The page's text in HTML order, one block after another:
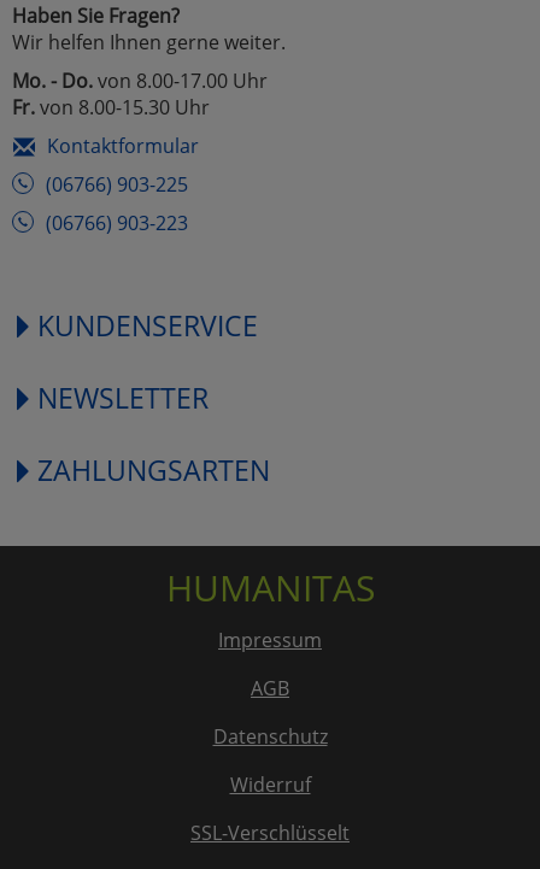
Haben Sie Fragen?
Wir helfen Ihnen gerne weiter.
Mo. - Do.von 8.00-17.00 Uhr
Fr.von 8.00-15.30 Uhr
Kontaktformular
(06766) 903-225
(06766) 903-223
KUNDENSERVICE
NEWSLETTER
ZAHLUNGSARTEN
HUMANITAS
Impressum
AGB
Datenschutz
Widerruf
SSL-Verschlüsselt